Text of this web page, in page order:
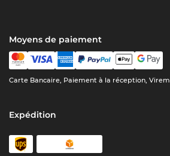
Moyens de paiement
Carte Bancaire, Paiement à la réception,
Expédition